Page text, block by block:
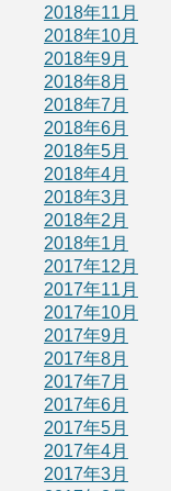
2018年11月
2018年10月
2018年9月
2018年8月
2018年7月
2018年6月
2018年5月
2018年4月
2018年3月
2018年2月
2018年1月
2017年12月
2017年11月
2017年10月
2017年9月
2017年8月
2017年7月
2017年6月
2017年5月
2017年4月
2017年3月